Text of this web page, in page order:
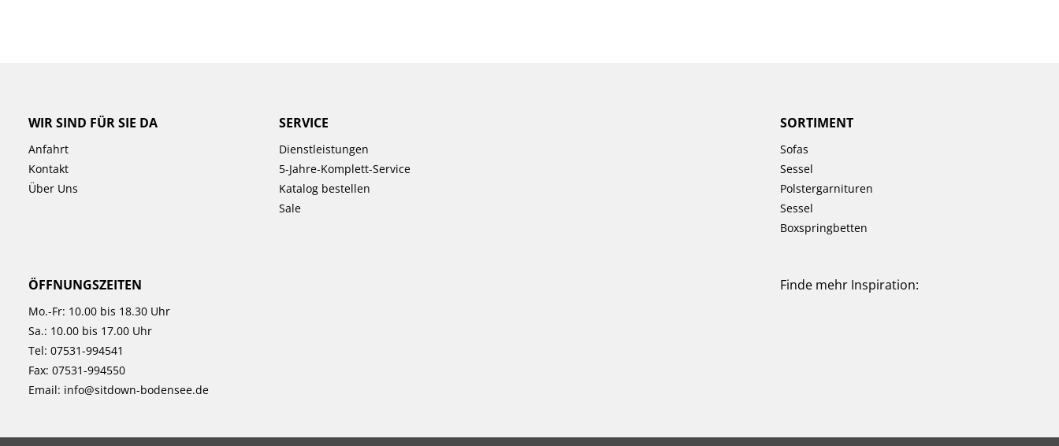
WIR SIND FÜR SIE DA
Anfahrt
Kontakt
Über Uns
SERVICE
Dienstleistungen
5-Jahre-Komplett-Service
Katalog bestellen
Sale
SORTIMENT
Sofas
Sessel
Polstergarnituren
Sessel
Boxspringbetten
ÖFFNUNGSZEITEN
Mo.-Fr: 10.00 bis 18.30 Uhr
Sa.: 10.00 bis 17.00 Uhr
Tel: 07531-994541
Fax: 07531-994550
Email: info@sitdown-bodensee.de
Finde mehr Inspiration: